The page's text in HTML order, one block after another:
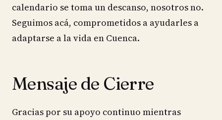
calendario se toma un descanso, nosotros no.
Seguimos acá, comprometidos a ayudarles a
adaptarse a la vida en Cuenca.
Mensaje de Cierre
Gracias por su apoyo continuo mientras